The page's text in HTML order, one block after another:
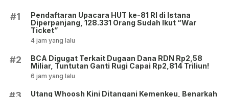
#1
Pendaftaran Upacara HUT ke-81 RI di Istana
Diperpanjang, 128.331 Orang Sudah Ikut “War
Ticket”
4 jam yang lalu
#2
BCA Digugat Terkait Dugaan Dana RDN Rp2,58
Miliar, Tuntutan Ganti Rugi Capai Rp2,814 Triliun!
6 jam yang lalu
Utang Whoosh Kini Ditangani Kemenkeu, Benarkah